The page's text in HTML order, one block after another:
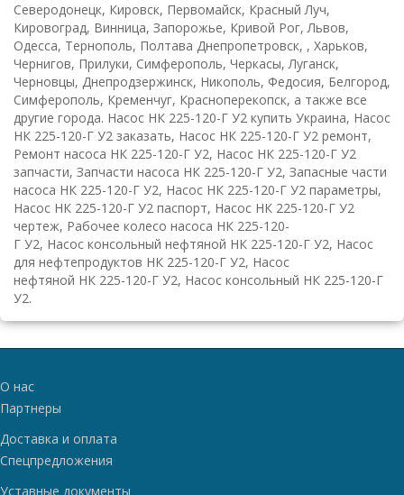
Северодонецк, Кировск, Первомайск, Красный Луч,
Кировоград, Винница, Запорожье, Кривой Рог, Львов,
Одесса, Тернополь, Полтава Днепропетровск, , Харьков,
Чернигов, Прилуки, Симферополь, Черкасы, Луганск,
Черновцы, Днепродзержинск, Никополь, Федосия, Белгород,
Симферополь, Кременчуг, Красноперекопск, а также все
другие города. Насос НК 225-120-Г У2 купить Украина, Насос
НК 225-120-Г У2 заказать, Насос НК 225-120-Г У2 ремонт,
Ремонт насоса НК 225-120-Г У2, Насос НК 225-120-Г У2
запчасти, Запчасти насоса НК 225-120-Г У2, Запасные части
насоса НК 225-120-Г У2, Насос НК 225-120-Г У2 параметры,
Насос НК 225-120-Г У2 паспорт, Насос НК 225-120-Г У2
чертеж, Рабочее колесо насоса НК 225-120-
Г У2, Насос консольный нефтяной НК 225-120-Г У2, Насос
для нефтепродуктов НК 225-120-Г У2, Насос
нефтяной НК 225-120-Г У2, Насос консольный НК 225-120-Г
У2.
О нас
Партнеры
Доставка и оплата
Спецпредложения
Уставные документы